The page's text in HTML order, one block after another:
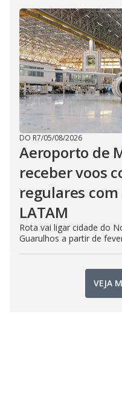
DO R7/05/08/2026
Aeroporto de
receber voos
regulares com
LATAM
Rota vai ligar cidade do
Guarulhos a partir de
VEJA